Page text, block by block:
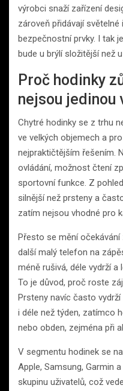
výrobci snaží zařízení
zároveň přidávají
bezpečnostní prvky. I tak
bude u brýlí složitější než
Proč hodinky
nejsou jedinou
Chytré hodinky se z trhu
ve velkých objemech a
nejpraktičtějším řešením.
ovládání, možnost čtení
sportovní funkce. Z
silnější než prsteny a
zatím nejsou vhodné pro
Přesto se mění očekávání
další malý telefon na
méně rušivá, déle vydrží a
To je důvod, proč roste
Prsteny navíc často
i déle než týden, zatímco
nebo obden, zejména při
V segmentu hodinek se
Apple, Samsung, Garmin
skupinu uživatelů, což